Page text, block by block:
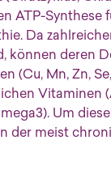
ATP-
Da
können deren
(Cu, Mn, Zn,
Vitaminen
Um
der meist